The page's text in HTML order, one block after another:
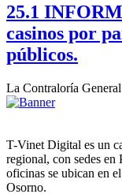
25.1
casinos por
públicos.
La Contraloría
T-Vinet Digital es un
regional, con sedes
oficinas se ubican en
Osorno.